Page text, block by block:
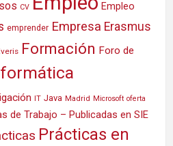
CV
Empleo
emprender Empresa Erasmus
Formación Foro de
IT Java Madrid Microsoft oferta
de Trabajo – Publicadas en SIE
Prácticas en